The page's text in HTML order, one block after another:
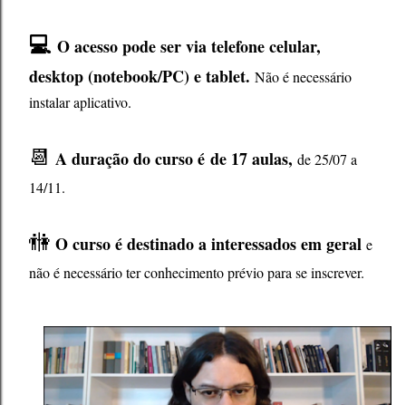
💻 O acesso pode ser via telefone celular,
desktop (notebook/PC) e tablet. Não é necessário
instalar aplicativo.
📆 A duração do curso é de 17 aulas, de 25/07 a
14/11.
🚻 O curso é destinado ainteressados em geral e
não é necessário ter conhecimento prévio para se inscrever.